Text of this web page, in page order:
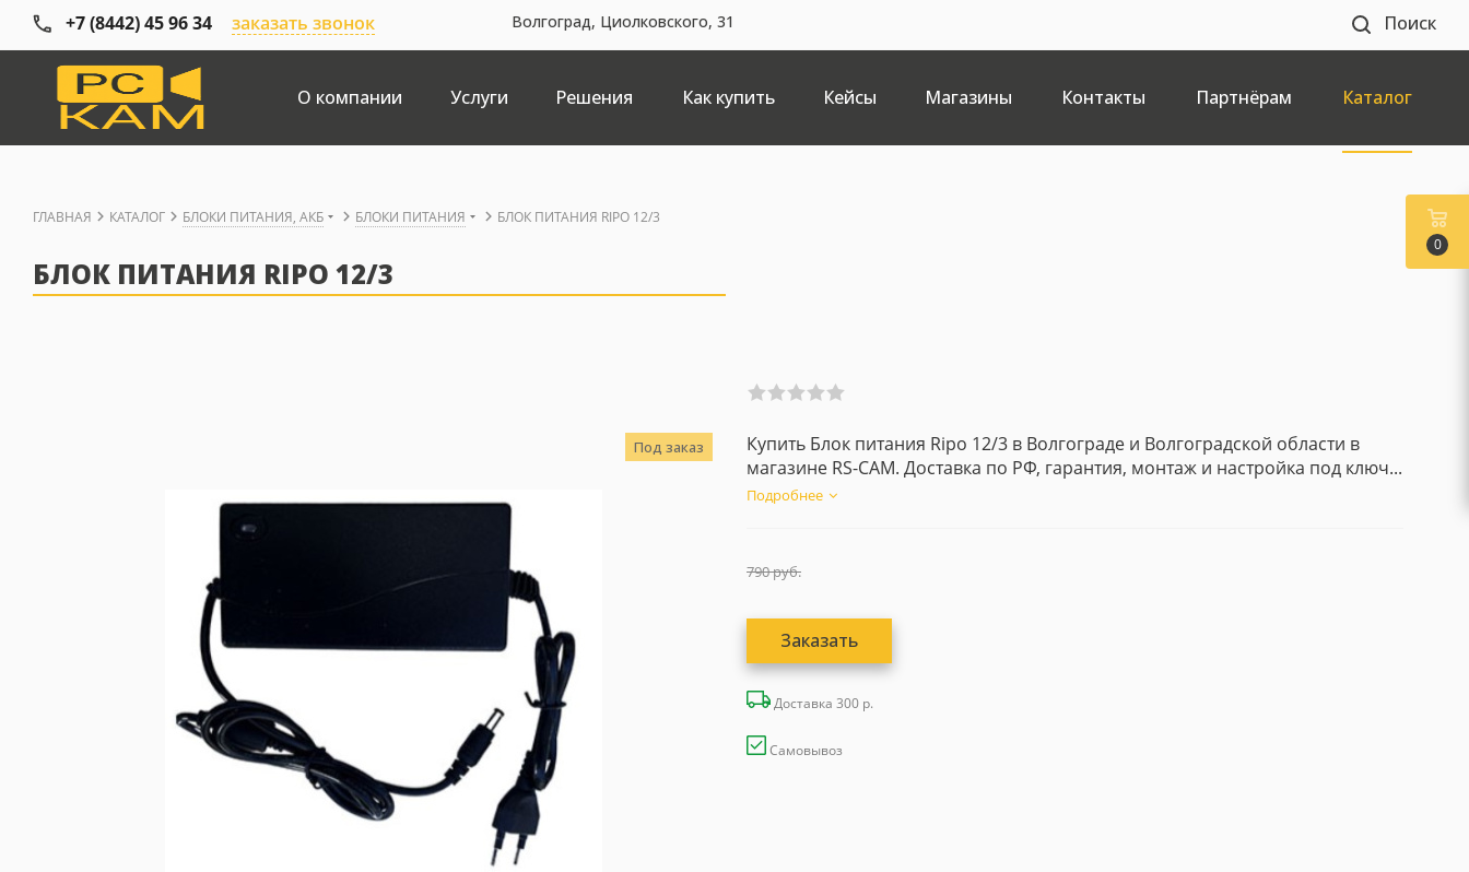
+7 (8442) 45 96 34 заказать звонок Волгоград, Циолковского, 31 Поиск
О компании Услуги Решения Как купить Кейсы Магазины Контакты Партнёрам Каталог
ГЛАВНАЯ КАТАЛОГ БЛОКИ ПИТАНИЯ, АКБ БЛОКИ ПИТАНИЯ БЛОК ПИТАНИЯ RIPO 12/3
БЛОК ПИТАНИЯ RIPO 12/3
Под заказ
Купить Блок питания Ripo 12/3 в Волгограде и Волгоградской области в
магазине RS-CAM. Доставка по РФ, гарантия, монтаж и настройка под ключ...
Подробнее
790руб.
Заказать
Доставка 300 р.
Самовывоз
0